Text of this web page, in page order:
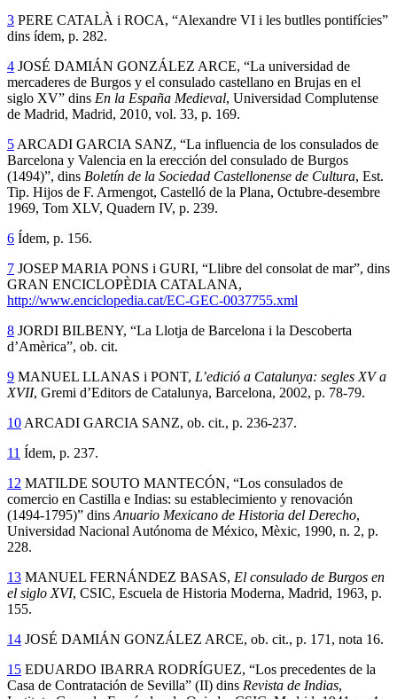
3 PERE CATALÀ i ROCA, “Alexandre VI i les butlles pontifícies”
dins ídem, p. 282.
4 JOSÉ DAMIÁN GONZÁLEZ ARCE, “La universidad de
mercaderes de Burgos y el consulado castellano en Brujas en el
siglo XV” dins En la España Medieval, Universidad Complutense
de Madrid, Madrid, 2010, vol. 33, p. 169.
5 ARCADI GARCIA SANZ, “La influencia de los consulados de
Barcelona y Valencia en la erección del consulado de Burgos
(1494)”, dins Boletín de la Sociedad Castellonense de Cultura, Est.
Tip. Hijos de F. Armengot, Castelló de la Plana, Octubre-desembre
1969, Tom XLV, Quadern IV, p. 239.
6 Ídem, p. 156.
7 JOSEP MARIA PONS i GURI, “Llibre del consolat de mar”, dins
GRAN ENCICLOPÈDIA CATALANA,
http://www.enciclopedia.cat/EC-GEC-0037755.xml
8 JORDI BILBENY, “La Llotja de Barcelona i la Descoberta
d’Amèrica”, ob. cit.
9 MANUEL LLANAS i PONT, L’edició a Catalunya: segles XV a
XVII, Gremi d’Editors de Catalunya, Barcelona, 2002, p. 78-79.
10 ARCADI GARCIA SANZ, ob. cit., p. 236-237.
11 Ídem, p. 237.
12 MATILDE SOUTO MANTECÓN, “Los consulados de
comercio en Castilla e Indias: su establecimiento y renovación
(1494-1795)” dins Anuario Mexicano de Historia del Derecho,
Universidad Nacional Autónoma de México, Mèxic, 1990, n. 2, p.
228.
13 MANUEL FERNÁNDEZ BASAS, El consulado de Burgos en
el siglo XVI, CSIC, Escuela de Historia Moderna, Madrid, 1963, p.
155.
14 JOSÉ DAMIÁN GONZÁLEZ ARCE, ob. cit., p. 171, nota 16.
15 EDUARDO IBARRA RODRÍGUEZ, “Los precedentes de la
Casa de Contratación de Sevilla” (II) dins Revista de Indias,